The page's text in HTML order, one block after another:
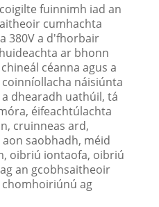
fuinnimh iad an
cumhachta
380V a d'fhorbair
ar bhonn
céanna agus a
náisiúnta
dhearadh uathúil, tá
éifeachtúlachta
cruinneas ard,
saobhadh, méid
oibriú iontaofa, oibriú
an gcobhsaitheoir
chomhoiriúnú ag